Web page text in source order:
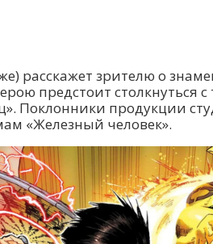
расскажет зрителю о
предстоит столкнуться
Поклонники продукции
«Железный человек».